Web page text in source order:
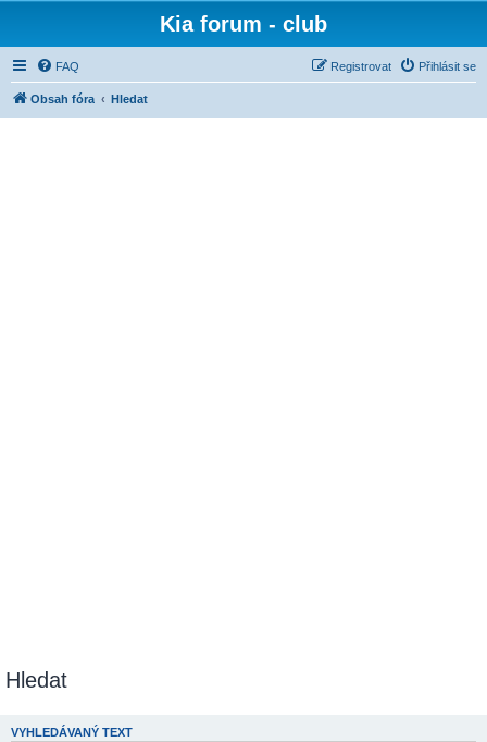
Kia forum - club
FAQ Přihlásit se
Registrovat
Obsah fóra Hledat
Hledat
VYHLEDÁVANÝ TEXT